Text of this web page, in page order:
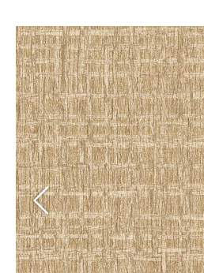
商品を探す
商品を探す トップ
壁紙
カーテン
床材
ブランド・コレクション
Lilycolor Coordinate 着せ替えシミュレ
カタログ一覧
カタログ一覧 トップ
壁紙
カーテン
床材
サステナブル商品
ノンワックス床タイル
壁紙機能性ガイド
施工事例
施工事例 トップ
医療・福祉施設
ホテル・オフィス・店舗
モデルハウス
新築戸建・マンション
リリカラノート
ショールーム